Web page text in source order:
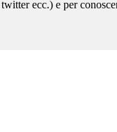
ecc.) e per